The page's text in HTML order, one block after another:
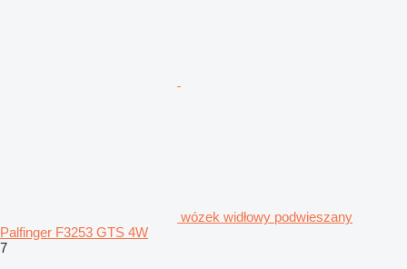
wózek widłowy podwieszany
Palfinger F3253 GTS 4W
7